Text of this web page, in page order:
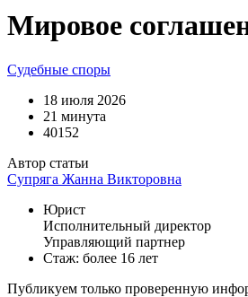
Мировое
Судебные споры
18 июля 2026
21 минута
40152
Автор статьи
Супряга Жанна Викторовна
Юрист
Исполнительный директор
Управляющий партнер
Стаж: более 16 лет
Публикуем только проверенную